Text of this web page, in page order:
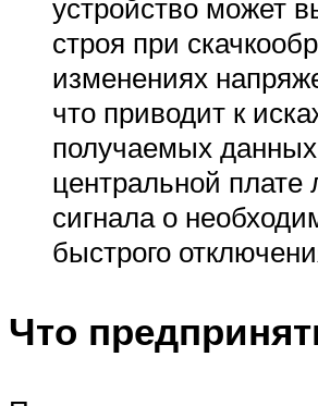
устройство может
строя при
изменениях
что приводит к
получаемых
центральной плате
сигнала о
быстрого
Что